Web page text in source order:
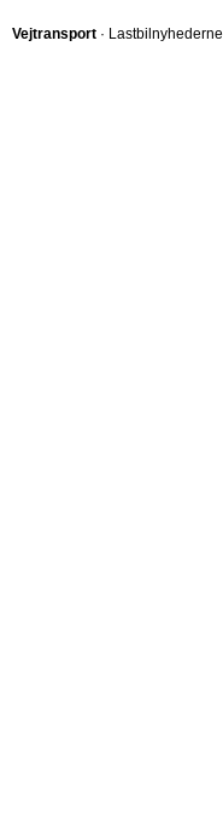
Vejtransport · Lastbilnyhederne